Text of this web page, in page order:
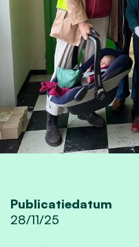
Publicatiedatum
28/11/25